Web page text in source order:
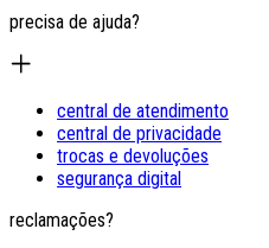
precisa de ajuda?
central de atendimento
central de privacidade
trocas e devoluções
segurança digital
reclamações?